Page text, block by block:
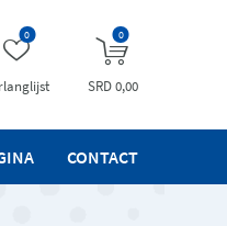
0 0
SRD 0,00
CONTACT